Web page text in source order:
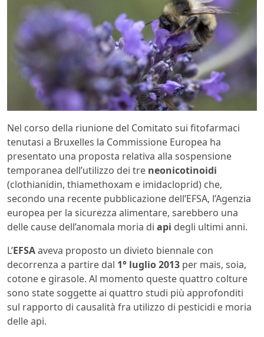
Nel corso della riunione del Comitato sui fitofarmaci
tenutasi a Bruxelles la Commissione Europea ha
presentato una proposta relativa alla sospensione
temporanea dell’utilizzo dei tre neonicotinoidi
(clothianidin, thiamethoxam e imidacloprid) che,
secondo una recente pubblicazione dell’EFSA, l’Agenzia
europea per la sicurezza alimentare, sarebbero una
delle cause dell’anomala moria di api degli ultimi anni.
L’EFSAaveva proposto un divieto biennale con
decorrenza a partire dal 1° luglio 2013 per mais, soia,
cotone e girasole. Al momento queste quattro colture
sono state soggette ai quattro studi più approfonditi
sul rapporto di causalità fra utilizzo di pesticidi e moria
delle api.